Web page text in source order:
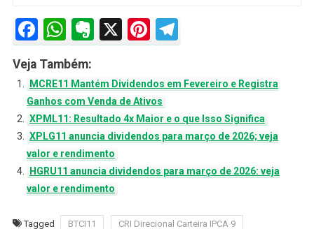
Facebook
WhatsApp
Evernote
X Pinterest
Telegram
Veja Também:
MCRE11 Mantém Dividendos em Fevereiro e Registra
Ganhos com Venda de Ativos
XPML11: Resultado 4x Maior e o que Isso Significa
XPLG11 anuncia dividendos para março de 2026; veja
valor e rendimento
HGRU11 anuncia dividendos para março de 2026: veja
valor e rendimento
Tagged BTCI11
CRI Direcional Carteira IPCA 9